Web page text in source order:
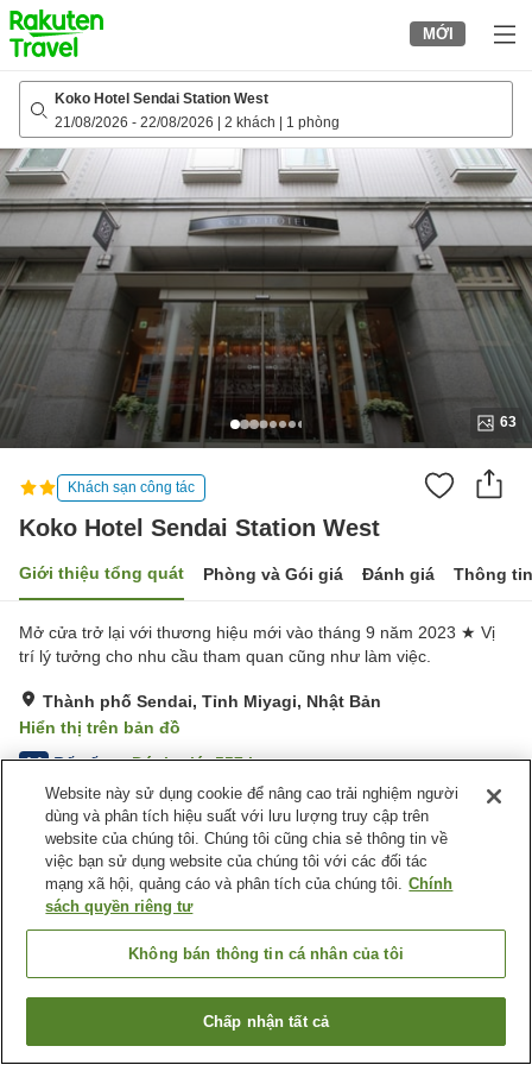
to
top
page
MỚI
Koko Hotel Sendai Station West
21/08/2026 - 22/08/2026 2 khách 1 phòng
63
Khách sạn công tác
Koko Hotel Sendai Station West
Giới thiệu tổng quát Phòng và Gói giá Đánh giá Thông
Mở cửa trở lại với thương hiệu mới vào tháng 9 năm 2023 ★ Vị
trí lý tưởng cho nhu cầu tham quan cũng như làm việc.
Thành phố Sendai, Tỉnh Miyagi, Nhật Bản
Hiển thị trên bản đồ
4.1 Rất tốt Đánh giá:557lượt
Tiện nghi chỗ nghỉ
Wi-Fi
Nhà hàng
Lounge
Hoàn toàn không hút thuốc
Nhật Bản Tỉnh Miyagi
Thành phố Sendai
Koko Hotel Sendai Station West
Tìm phòng trống
Website này sử dụng cookie để nâng cao trải nghiệm người
dùng và phân tích hiệu suất với lưu lượng truy cập trên
website của chúng tôi. Chúng tôi cũng chia sẻ thông tin về
việc bạn sử dụng website của chúng tôi với các đối tác
mạng xã hội, quảng cáo và phân tích của chúng tôi. Chính
sách quyền riêng tư
Không bán thông tin cá nhân của tôi
Chấp nhận tất cả